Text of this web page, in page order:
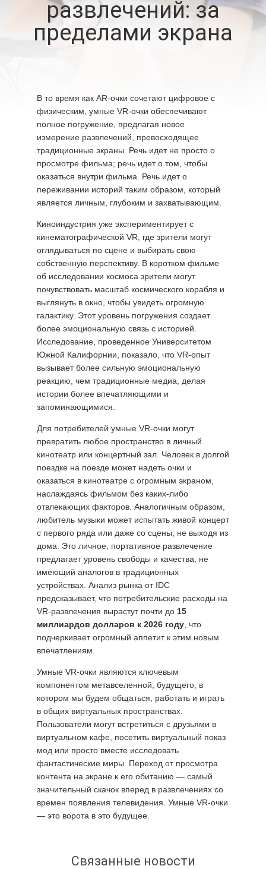
КАЧЕСТВА
НОВОСТИ
СПРОСИТЕ
ЦИТАТУ
SHOPPING
ONLINE
КАРТА
САЙТА
ПОЛИТИКА
КОНФИДЕНЦИАЛЬНОСТИ
развлечений: за
пределами экрана
В то время как AR-очки сочетают цифровое с
физическим, умные VR-очки обеспечивают
полное погружение, предлагая новое
измерение развлечений, превосходящее
традиционные экраны. Речь идет не просто о
просмотре фильма; речь идет о том, чтобы
оказаться внутри фильма. Речь идет о
переживании историй таким образом, который
является личным, глубоким и захватывающим.
Киноиндустрия уже экспериментирует с
кинематографической VR, где зрители могут
оглядываться по сцене и выбирать свою
собственную перспективу. В коротком фильме
об исследовании космоса зрители могут
почувствовать масштаб космического корабля и
выглянуть в окно, чтобы увидеть огромную
галактику. Этот уровень погружения создает
более эмоциональную связь с историей.
Исследование, проведенное Университетом
Южной Калифорнии, показало, что VR-опыт
вызывает более сильную эмоциональную
реакцию, чем традиционные медиа, делая
истории более впечатляющими и
запоминающимися.
Для потребителей умные VR-очки могут
превратить любое пространство в личный
кинотеатр или концертный зал. Человек в долгой
поездке на поезде может надеть очки и
оказаться в кинотеатре с огромным экраном,
наслаждаясь фильмом без каких-либо
отвлекающих факторов. Аналогичным образом,
любитель музыки может испытать живой концерт
с первого ряда или даже со сцены, не выходя из
дома. Это личное, портативное развлечение
предлагает уровень свободы и качества, не
имеющий аналогов в традиционных
устройствах. Анализ рынка от IDC
предсказывает, что потребительские расходы на
VR-развлечения вырастут почти до 15
миллиардов долларов к 2026 году, что
подчеркивает огромный аппетит к этим новым
впечатлениям.
Умные VR-очки являются ключевым
компонентом метавселенной, будущего, в
котором мы будем общаться, работать и играть
в общих виртуальных пространствах.
Пользователи могут встретиться с друзьями в
виртуальном кафе, посетить виртуальный показ
мод или просто вместе исследовать
фантастические миры. Переход от просмотра
контента на экране к его обитанию — самый
значительный скачок вперед в развлечениях со
времен появления телевидения. Умные VR-очки
— это ворота в это будущее.
Связанные новости